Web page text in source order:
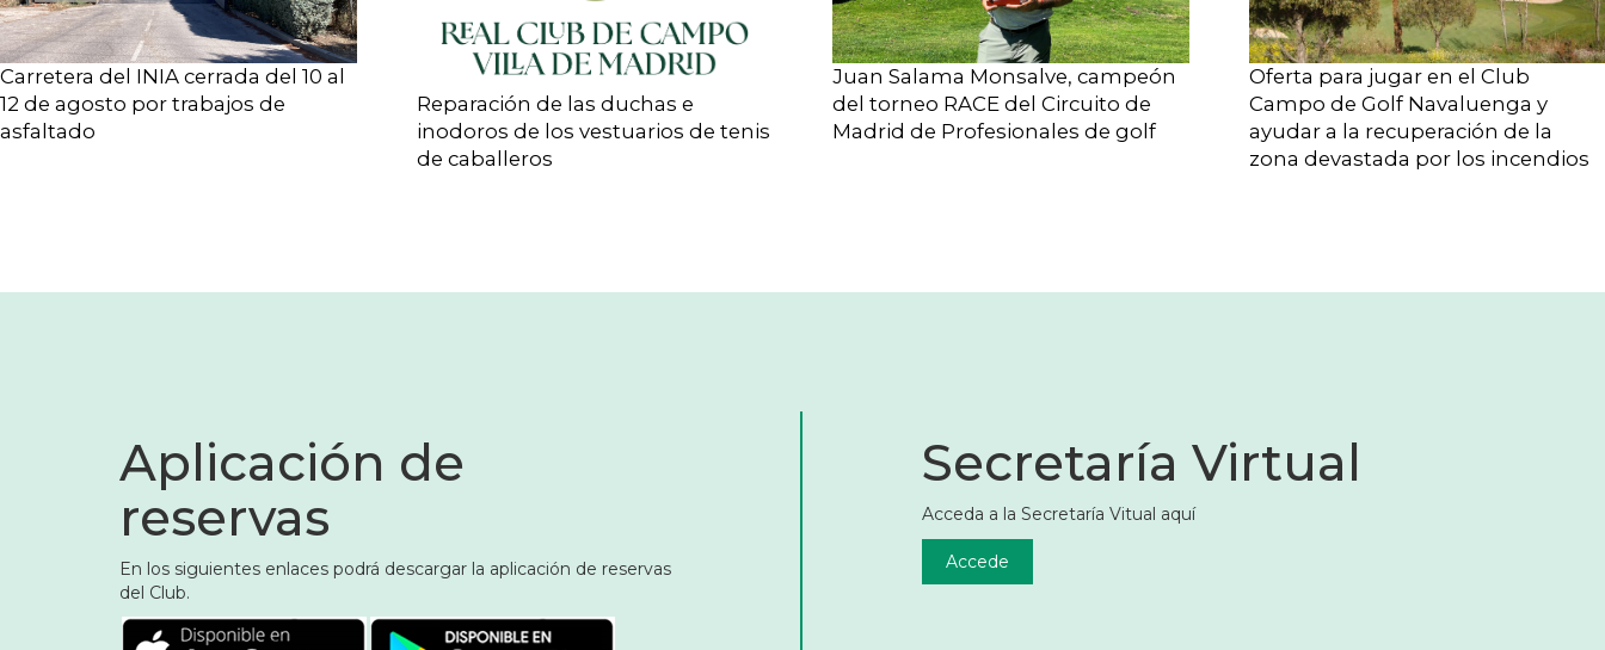
Carretera del INIA cerrada del 10 al
12 de agosto por trabajos de
asfaltado
Reparación de las duchas e
inodoros de los vestuarios de tenis
de caballeros
Juan Salama Monsalve, campeón
del torneo RACE del Circuito de
Madrid de Profesionales de golf
Oferta para jugar en el Club
Campo de Golf Navaluenga y
ayudar a la recuperación de la
zona devastada por los incendios
Aplicación de
reservas
En los siguientes enlaces podrá descargar la aplicación de reservas
del Club.
Secretaría Virtual
Acceda a la Secretaría Vitual aquí
Accede